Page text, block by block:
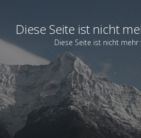
Diese Seite ist nicht
Diese Seite ist nicht mehr